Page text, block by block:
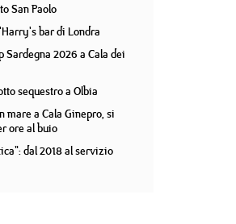
San Paolo
bar di Londra
Sardegna 2026 a Cala dei
sequestro a Olbia
a Cala Ginepro, si
ore al buio
dal 2018 al servizio